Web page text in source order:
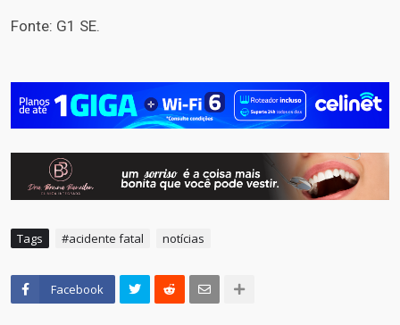
Fonte: G1 SE.
Tags #acidente fatal notícias
Facebook